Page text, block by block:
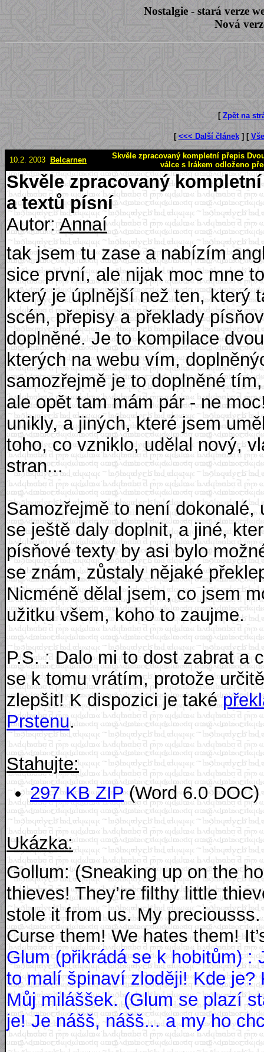
Nostalgie - stará verze
Nová
[ Zpět na
[ <<< Další článek] [
10.2. 2003 Belcarnen
Skvěle zpracovaný kompletní přepis
válce s Irákem odloženo
Skvěle zpracovaný
a textů písní
Autor:Annaí
tak jsem tu zase a nabízím
sice první, ale nijak moc mne
který je úplnější než ten, který
scén, přepisy a překlady
doplněné. Je to kompilace
kterých na webu vím,
samozřejmě je to doplněné
ale opět tam mám pár - ne
unikly, a jiných, které jsem
toho, co vzniklo, udělal nový,
stran...
Samozřejmě to není
se ještě daly doplnit, a jiné,
písňové texty by asi bylo
se znám, zůstaly nějaké
Nicméně dělal jsem, co jsem
užitku všem, koho to zaujme.
P.S. : Dalo mi to dost zabrat a
se k tomu vrátím, protože
zlepšit! K dispozici je také
Prstenu.
Stahujte:
297 KB ZIP(Word 6.0 DOC)
Ukázka:
Gollum: (Sneaking up on the
thieves! They’re filthy little
stole it from us. My
Curse them! We hates them!
Glum (přikrádá se k hobitům) :
to malí špinaví zloději! Kde je?
Můj miláššek. (Glum se plazí
je! Je nášš, nášš... a my ho